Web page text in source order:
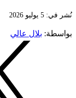
نُشر في: 5 يوليو 2026
بواسطة: بلال عالي